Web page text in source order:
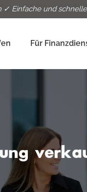
✓ Einfache und
Für